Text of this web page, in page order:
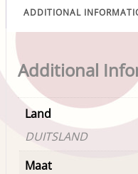
ADDITIONAL
Additional
Land
DUITSLAND
Maat